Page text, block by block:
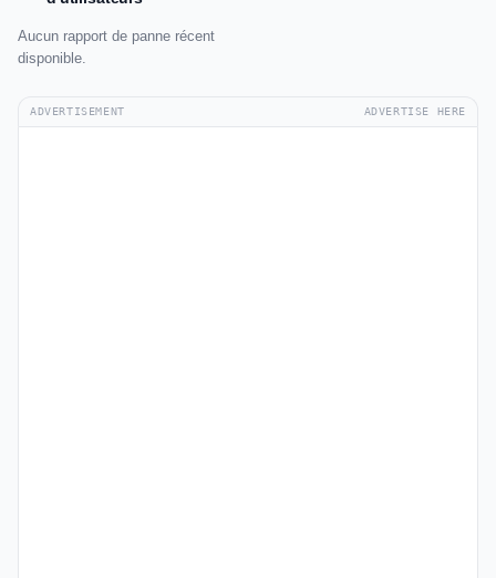
Aucun rapport de panne récent
disponible.
ADVERTISEMENT ADVERTISE HERE